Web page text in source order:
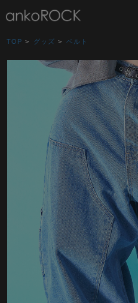
TOP > グッズ > ベルト